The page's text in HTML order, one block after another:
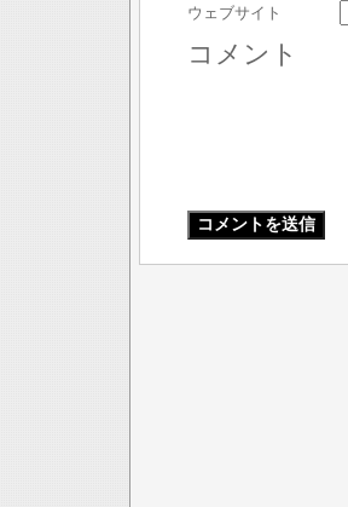
ウェブサイト
コメント